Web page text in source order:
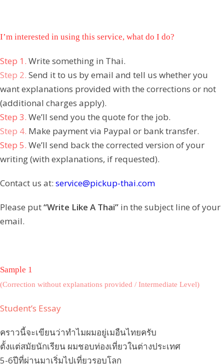
I’m interested in using this service, what do I do?
Step 1. Write something in Thai.
Step 2. Send it to us by email and tell us whether you
want explanations provided with the corrections or not
(additional charges apply).
Step 3. We’ll send you the quote for the job.
Step 4. Make payment via Paypal or bank transfer.
Step 5. We’ll send back the corrected version of your
writing (with explanations, if requested).
Contact us at: service@pickup-thai.com
Please put“Write Like A Thai” in the subject line of your
email.
Sample 1
(Correction without explanations provided / Intermediate Level)
Student’s Essay
คราวนี้จะเขียนว่าทำไมผมอยู่เมอืนไทยครับ
ตั้งแต่สมัยนักเรียน ผมชอบท่องเที่ยวในต่างประเทศ
5-6ปีที่ผ่านมาเริ่มไปเที่ยวรอบโลก